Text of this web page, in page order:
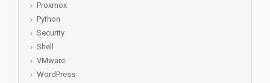
Proxmox
Python
Security
Shell
VMware
WordPress